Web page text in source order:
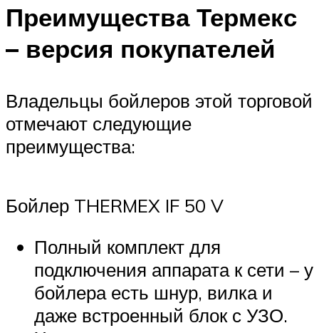
Преимущества Термекс
– версия покупателей
Владельцы бойлеров этой торговой
отмечают следующие
преимущества:
Бойлер THERMEX IF 50 V
Полный комплект для
подключения аппарата к сети – у
бойлера есть шнур, вилка и
даже встроенный блок с УЗО.